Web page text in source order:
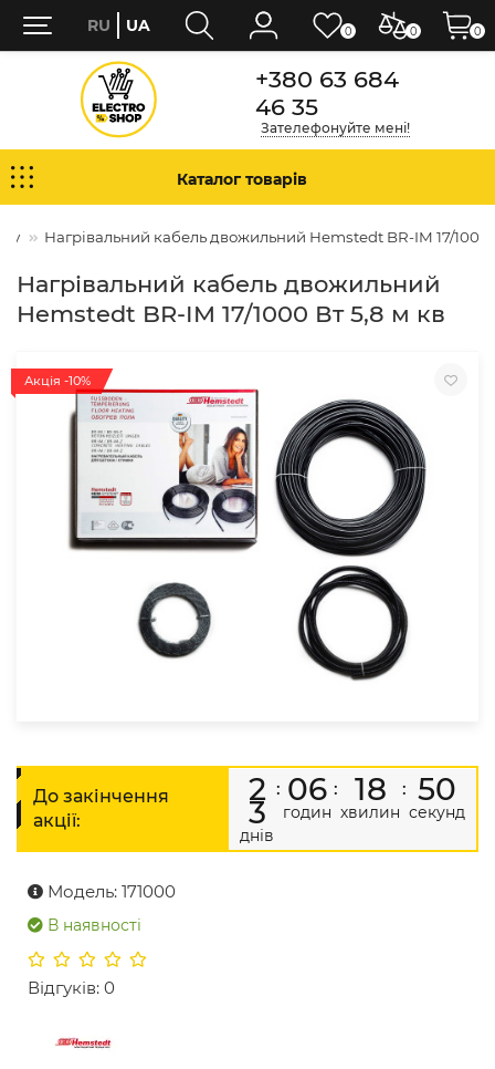
+380 63 684
46 35
Зателефонуйте мені!
Каталог товарів
Нагрівальний кабель двожильний Hemstedt BR-IM 17/1000
Нагрівальний кабель двожильний
Hemstedt BR-IM 17/1000 Вт 5,8 м кв
Акція -10%
До закінчення
акції:
2
3
днів
: 06
годин
: 18
хвилин
: 50
секунд
Модель: 171000
В наявності
Відгуків: 0
0 0
RU UA 0